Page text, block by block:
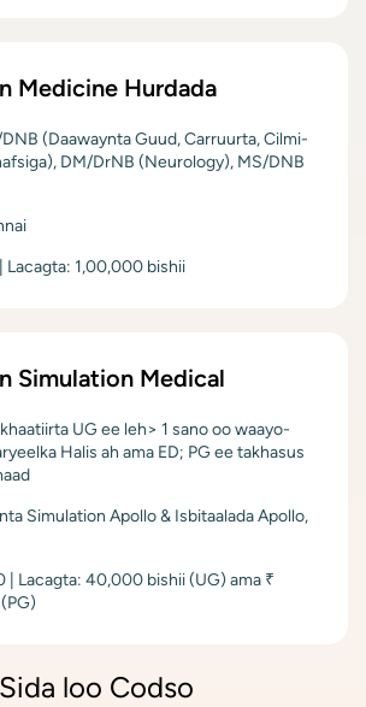
Medicine Hurdada
(Daawaynta Guud, Carruurta, Cilmi-
DM/DrNB (Neurology), MS/DNB
Lacagta: 1,00,000 bishii
Simulation Medical
UG ee leh> 1 sano oo waayo-
Halis ah ama ED; PG ee takhasus
Simulation Apollo & Isbitaalada Apollo,
| Lacagta: 40,000 bishii (UG) ama ₹
Sida loo Codso